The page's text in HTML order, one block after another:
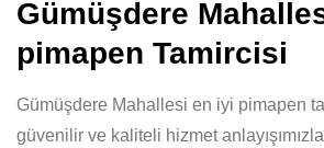
Gümüşdere
pimapen Tamircisi
Gümüşdere Mahallesi en iyi pimapen
güvenilir ve kaliteli hizmet